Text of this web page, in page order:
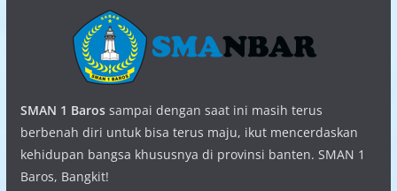
SMAN 1 Barossampai dengan saat ini masih terus
berbenah diri untuk bisa terus maju, ikut mencerdaskan
kehidupan bangsa khususnya di provinsi banten. SMAN 1
Baros, Bangkit!